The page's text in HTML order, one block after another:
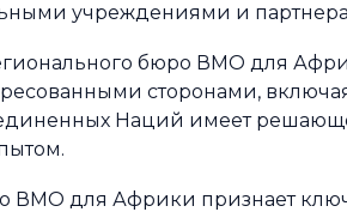
учреждениями и
бюро ВМО для
сторонами,
Наций имеет
ВМО для Африки признает